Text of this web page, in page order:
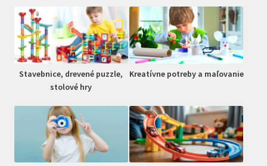
Stavebnice, drevené puzzle,
stolové hry
Kreatívne potreby a maľovanie